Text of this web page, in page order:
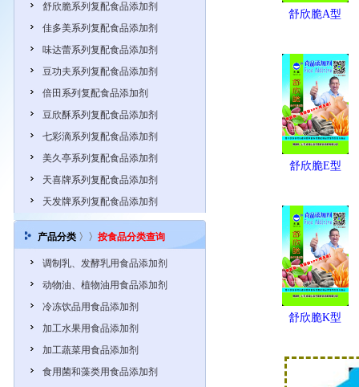
舒欣脆系列复配食品添加剂
佳多美系列复配食品添加剂
味达蕾系列复配食品添加剂
豆功夫系列复配食品添加剂
倍田系列复配食品添加剂
豆欣酥系列复配食品添加剂
七彩滴系列复配食品添加剂
美久亭系列复配食品添加剂
天喜牌系列复配食品添加剂
天发牌系列复配食品添加剂
产品分类 〉〉 按食品分类查询
调制乳、发酵乳用食品添加剂
动物油、植物油用食品添加剂
冷冻饮品用食品添加剂
加工水果用食品添加剂
加工蔬菜用食品添加剂
食用菌和藻类用食品添加剂
舒欣脆A型
舒欣脆E型
舒欣脆K型